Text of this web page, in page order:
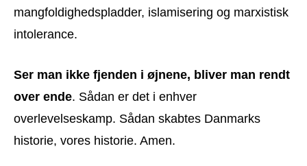
mangfoldighedspladder, islamisering og marxistisk
intolerance.
Ser man ikke fjenden i øjnene, bliver man rendt
over ende. Sådan er det i enhver
overlevelseskamp. Sådan skabtes Danmarks
historie, vores historie. Amen.